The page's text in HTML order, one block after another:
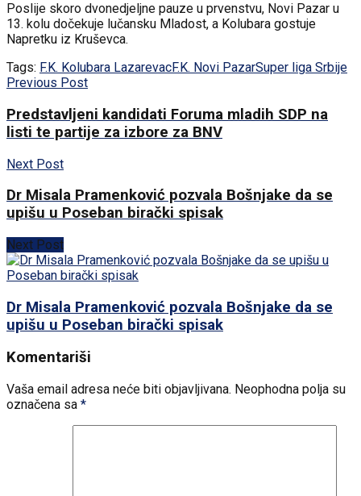
Poslije skoro dvonedjeljne pauze u prvenstvu, Novi Pazar u
13. kolu dočekuje lučansku Mladost, a Kolubara gostuje
Napretku iz Kruševca.
Tags: F.K. Kolubara LazarevacF.K. Novi PazarSuper liga Srbije
Previous Post
Predstavljeni kandidati Foruma mladih SDP na
listi te partije za izbore za BNV
Next Post
Dr Misala Pramenković pozvala Bošnjake da se
upišu u Poseban birački spisak
Next Post
Dr Misala Pramenković pozvala Bošnjake da se
upišu u Poseban birački spisak
Komentariši
Vaša email adresa neće biti objavljivana. Neophodna polja su
označena sa *